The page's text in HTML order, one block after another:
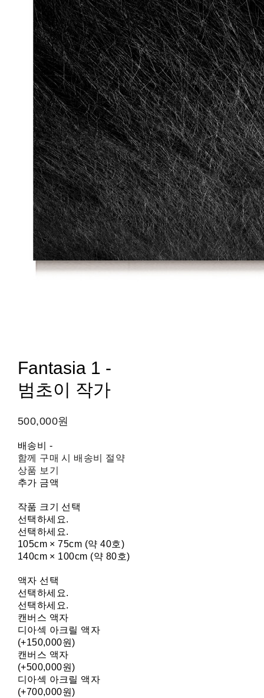
Fantasia 1 -
범초이 작가
500,000원
배송비 -
함께 구매 시 배송비 절약
상품 보기
추가 금액
작품 크기 선택
선택하세요.
선택하세요.
105cm × 75cm (약 40호)
140cm × 100cm (약 80호)
액자 선택
선택하세요.
선택하세요.
캔버스 액자
디아섹 아크릴 액자
(+150,000원)
캔버스 액자
(+500,000원)
디아섹 아크릴 액자
(+700,000원)